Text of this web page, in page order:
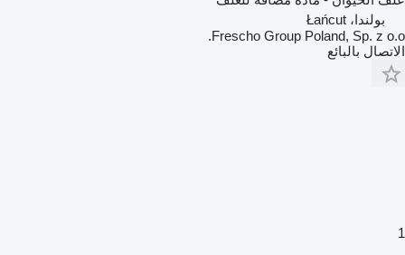
بولندا، Łańcut
Frescho Group Poland, Sp. z o.o.
الاتصال بالبائع
1